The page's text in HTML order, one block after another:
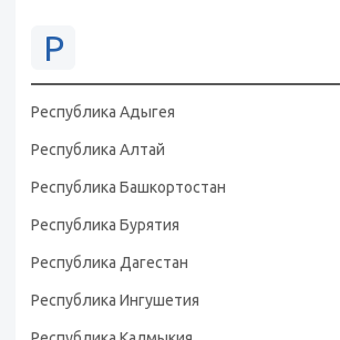
Р
Республика Адыгея
Республика Алтай
Республика Башкортостан
Республика Бурятия
Республика Дагестан
Республика Ингушетия